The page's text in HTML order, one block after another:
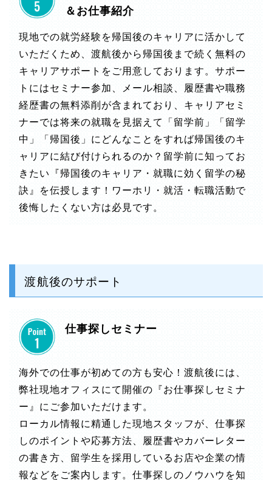
＆お仕事紹介
現地での就労経験を帰国後のキャリアに活かして
いただくため、渡航後から帰国後まで続く無料の
キャリアサポートをご用意しております。サポー
トにはセミナー参加、メール相談、履歴書や職務
経歴書の無料添削が含まれており、キャリアセミ
ナーでは将来の就職を見据えて「留学前」「留学
中」「帰国後」にどんなことをすれば帰国後のキ
ャリアに結び付けられるのか？留学前に知ってお
きたい『帰国後のキャリア・就職に効く留学の秘
訣』を伝授します！ワーホリ・就活・転職活動で
後悔したくない方は必見です。
渡航後のサポート
仕事探しセミナー
海外での仕事が初めての方も安心！渡航後には、
弊社現地オフィスにて開催の『お仕事探しセミナ
ー』にご参加いただけます。
ローカル情報に精通した現地スタッフが、仕事探
しのポイントや応募方法、履歴書やカバーレター
の書き方、留学生を採用しているお店や企業の情
報などをご案内します。仕事探しのノウハウを知